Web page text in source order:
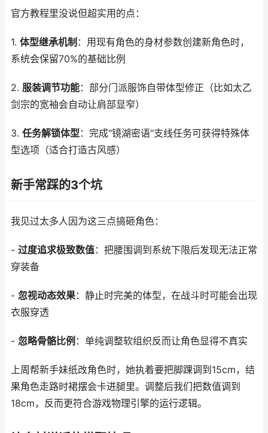
官方教程里没说但超实用的点：
1. 体型继承机制 ：用现有角色的身材参数创建新角色时，
系统会保留70%的基础比例
2. 服装调节功能：部分门派服饰自带体型修正（比如太乙
剑宗的宽袖会自动让肩部显窄）
3. 任务解锁体型：完成"镜湖密语"支线任务可获得特殊体
型选项（适合打造古风感）
新手常踩的3个坑
我见过太多人因为这三点搞砸角色：
- 过度追求极致数值：把腰围调到系统下限后发现无法正常
穿装备
- 忽视动态效果：静止时完美的体型，在战斗时可能会出现
衣服穿透
- 忽略骨骼比例 ：单纯调整软组织反而让角色显得不真实
上周帮新手妹纸改角色时，她执着要把脚踝调到15cm，结
果角色走路时裙摆会卡进腿里。调整后我们把数值调到
18cm，反而更符合游戏物理引擎的运行逻辑。